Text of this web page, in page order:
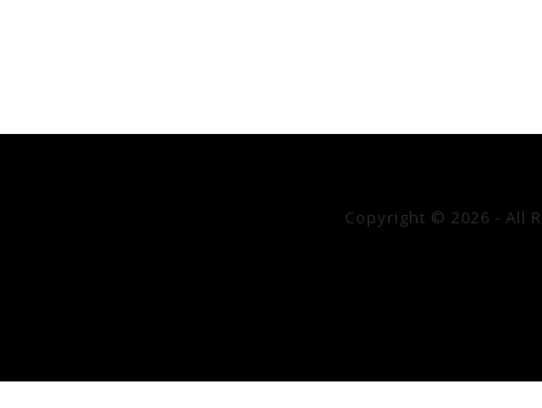
Copyright © 2026 - All